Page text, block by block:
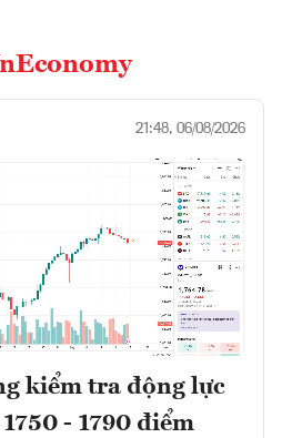
21:48, 06/08/2026
kiểm tra động lực
- 1790 điểm